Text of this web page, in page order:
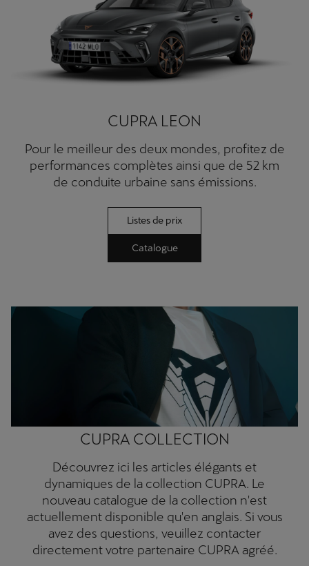
CUPRA LEON
Pour le meilleur des deux mondes, profitez de
performances complètes ainsi que de 52 km
de conduite urbaine sans émissions.
Listes de prix
Catalogue
CUPRA COLLECTION
Découvrez ici les articles élégants et
dynamiques de la collection CUPRA. Le
nouveau catalogue de la collection n'est
actuellement disponible qu'en anglais. Si vous
avez des questions, veuillez contacter
directement votre partenaire CUPRA agréé.